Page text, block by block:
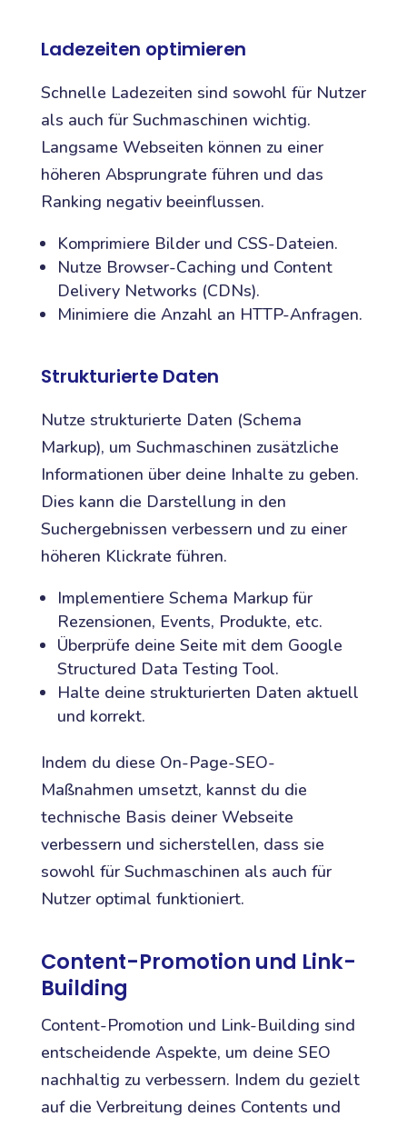
Ladezeiten optimieren
Schnelle Ladezeiten sind sowohl für Nutzer
als auch für Suchmaschinen wichtig.
Langsame Webseiten können zu einer
höheren Absprungrate führen und das
Ranking negativ beeinflussen.
Komprimiere Bilder und CSS-Dateien.
Nutze Browser-Caching und Content
Delivery Networks (CDNs).
Minimiere die Anzahl an HTTP-Anfragen.
Strukturierte Daten
Nutze strukturierte Daten (Schema
Markup), um Suchmaschinen zusätzliche
Informationen über deine Inhalte zu geben.
Dies kann die Darstellung in den
Suchergebnissen verbessern und zu einer
höheren Klickrate führen.
Implementiere Schema Markup für
Rezensionen, Events, Produkte, etc.
Überprüfe deine Seite mit dem Google
Structured Data Testing Tool.
Halte deine strukturierten Daten aktuell
und korrekt.
Indem du diese On-Page-SEO-
Maßnahmen umsetzt, kannst du die
technische Basis deiner Webseite
verbessern und sicherstellen, dass sie
sowohl für Suchmaschinen als auch für
Nutzer optimal funktioniert.
Content-Promotion und Link-
Building
Content-Promotion und Link-Building sind
entscheidende Aspekte, um deine SEO
nachhaltig zu verbessern. Indem du gezielt
auf die Verbreitung deines Contents und